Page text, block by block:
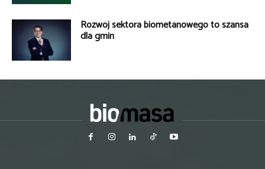
Rozwój sektora biometanowego to szansa
dla gmin